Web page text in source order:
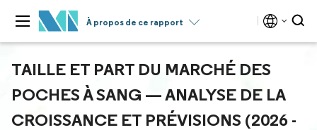
À propos de ce rapport
TAILLE ET PART DU MARCHÉ DES
POCHES À SANG — ANALYSE DE LA
CROISSANCE ET PRÉVISIONS (2026 -